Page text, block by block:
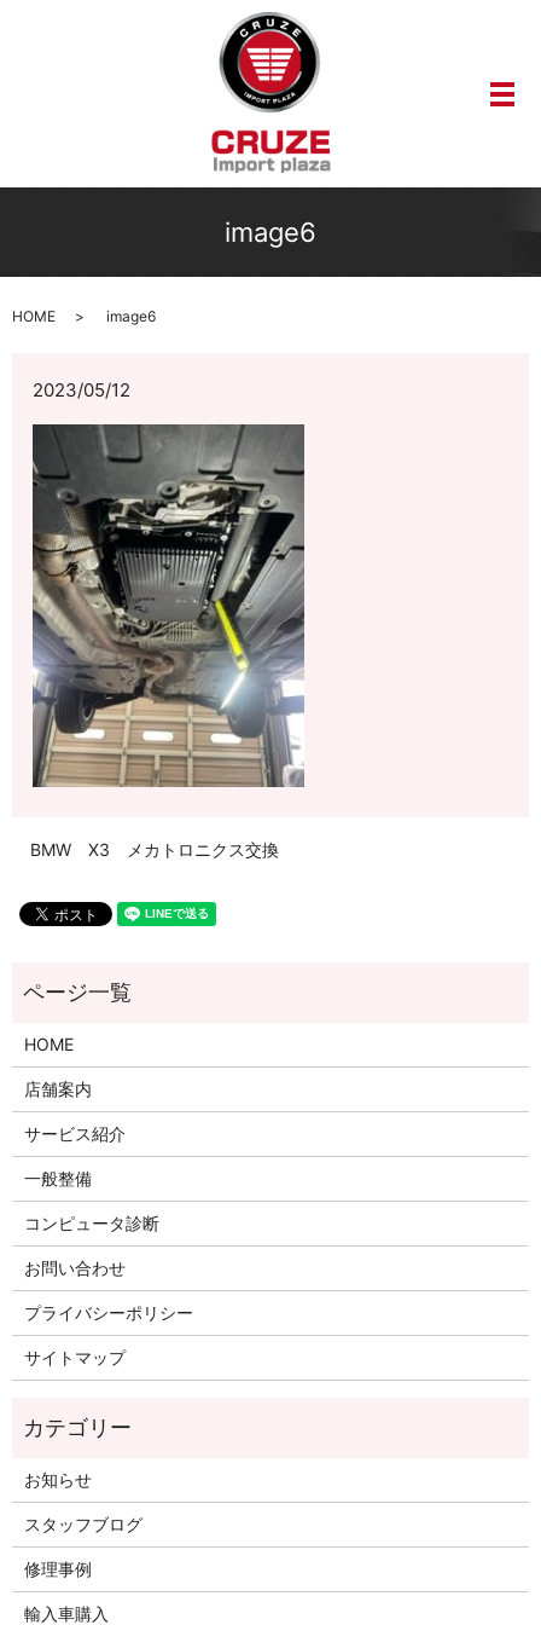
メ
image6
HOME image6
2023/05/12
BMW X3 メカトロニクス交換
HOME
店舗案内
サービス紹介
一般整備
コンピュータ診断
お問い合わせ
プライバシーポリシー
サイトマップ
お知らせ
スタッフブログ
修理事例
輸入車購入